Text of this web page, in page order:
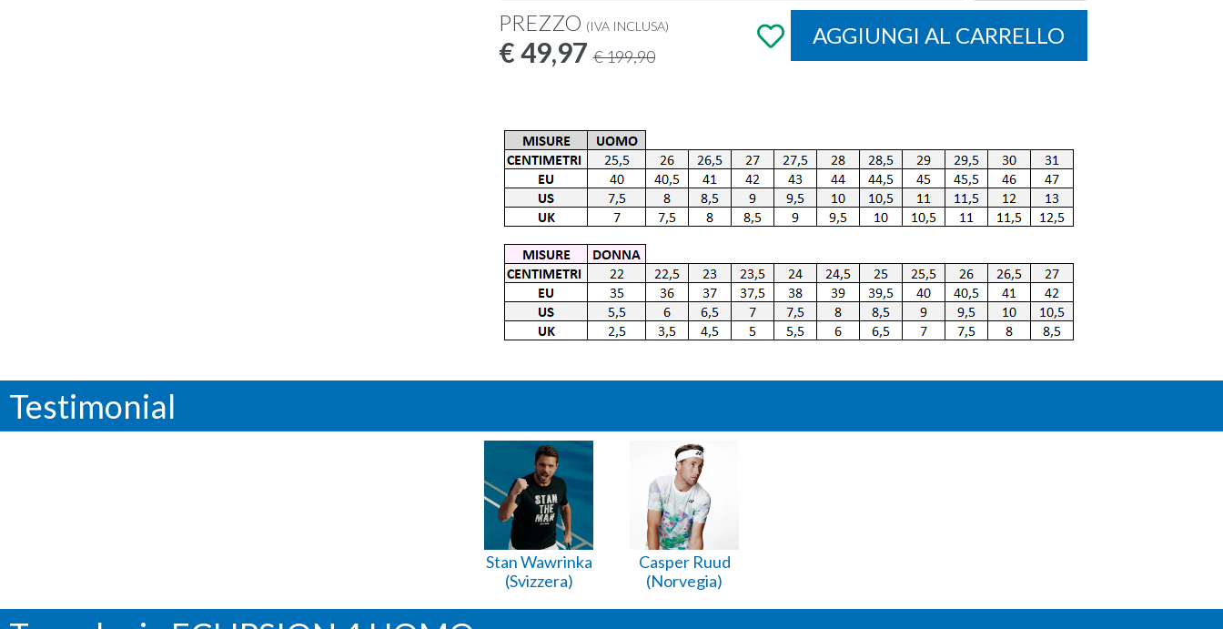
PREZZO (IVA INCLUSA)
€ 49,97€ 199,90
AGGIUNGI AL CARRELLO
Testimonial
Stan Wawrinka
(Svizzera)
Casper Ruud
(Norvegia)